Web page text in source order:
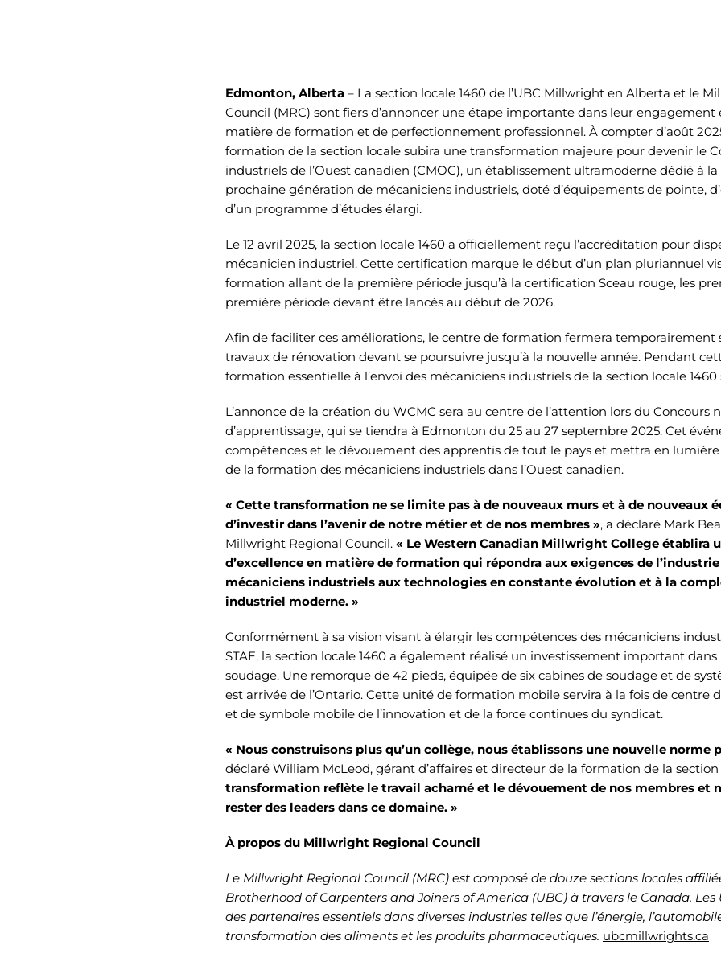
Edmonton, Alberta– La section locale 1460 de l’UBC Millwright en Alberta et le
Council (MRC) sont fiers d’annoncer une étape importante dans leur engagement
matière de formation et de perfectionnement professionnel. À compter d’août
formation de la section locale subira une transformation majeure pour devenir le
industriels de l’Ouest canadien (CMOC), un établissement ultramoderne dédié à
prochaine génération de mécaniciens industriels, doté d’équipements de pointe,
d’un programme d’études élargi.
Le 12 avril 2025, la section locale 1460 a officiellement reçu l’accréditation pour
mécanicien industriel. Cette certification marque le début d’un plan pluriannuel
formation allant de la première période jusqu’à la certification Sceau rouge, les
première période devant être lancés au début de 2026.
Afin de faciliter ces améliorations, le centre de formation fermera temporairement
travaux de rénovation devant se poursuivre jusqu’à la nouvelle année. Pendant
formation essentielle à l’envoi des mécaniciens industriels de la section locale 1460
L’annonce de la création du WCMC sera au centre de l’attention lors du Concours
d’apprentissage, qui se tiendra à Edmonton du 25 au 27 septembre 2025. Cet
compétences et le dévouement des apprentis de tout le pays et mettra en
de la formation des mécaniciens industriels dans l’Ouest canadien.
« Cette transformation ne se limite pas à de nouveaux murs et à de nouveaux
d’investir dans l’avenir de notre métier et de nos membres », a déclaré Mark
Millwright Regional Council. « Le Western Canadian Millwright College établira
d’excellence en matière de formation qui répondra aux exigences de
mécaniciens industriels aux technologies en constante évolution et à la
industriel moderne. »
Conformément à sa vision visant à élargir les compétences des mécaniciens
STAE, la section locale 1460 a également réalisé un investissement important
soudage. Une remorque de 42 pieds, équipée de six cabines de soudage et de
est arrivée de l’Ontario. Cette unité de formation mobile servira à la fois de centre
et de symbole mobile de l’innovation et de la force continues du syndicat.
« Nous construisons plus qu’un collège, nous établissons une nouvelle norme
déclaré William McLeod, gérant d’affaires et directeur de la formation de la section
transformation reflète le travail acharné et le dévouement de nos membres et
rester des leaders dans ce domaine. »
À propos du Millwright Regional Council
Le Millwright Regional Council (MRC) est composé de douze sections locales
Brotherhood of Carpenters and Joiners of America (UBC) à travers le Canada. Les
des partenaires essentiels dans diverses industries telles que l’énergie,
transformation des aliments et les produits pharmaceutiques. ubcmillwrights.ca